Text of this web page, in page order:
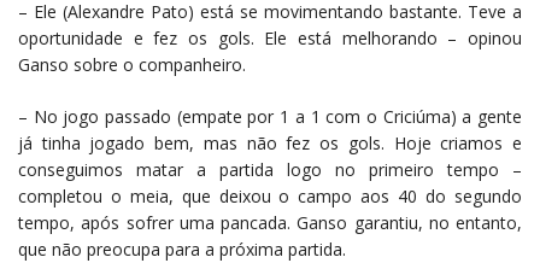
– Ele (Alexandre Pato) está se movimentando bastante. Teve a
oportunidade e fez os gols. Ele está melhorando – opinou
Ganso sobre o companheiro.
– No jogo passado (empate por 1 a 1 com o Criciúma) a gente
já tinha jogado bem, mas não fez os gols. Hoje criamos e
conseguimos matar a partida logo no primeiro tempo –
completou o meia, que deixou o campo aos 40 do segundo
tempo, após sofrer uma pancada. Ganso garantiu, no entanto,
que não preocupa para a próxima partida.